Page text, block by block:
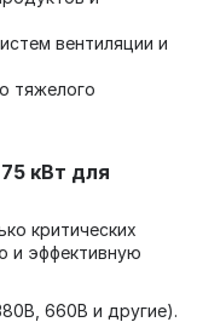
вентиляции и
тяжелого
кВт для
критических
и эффективную
660В и другие).